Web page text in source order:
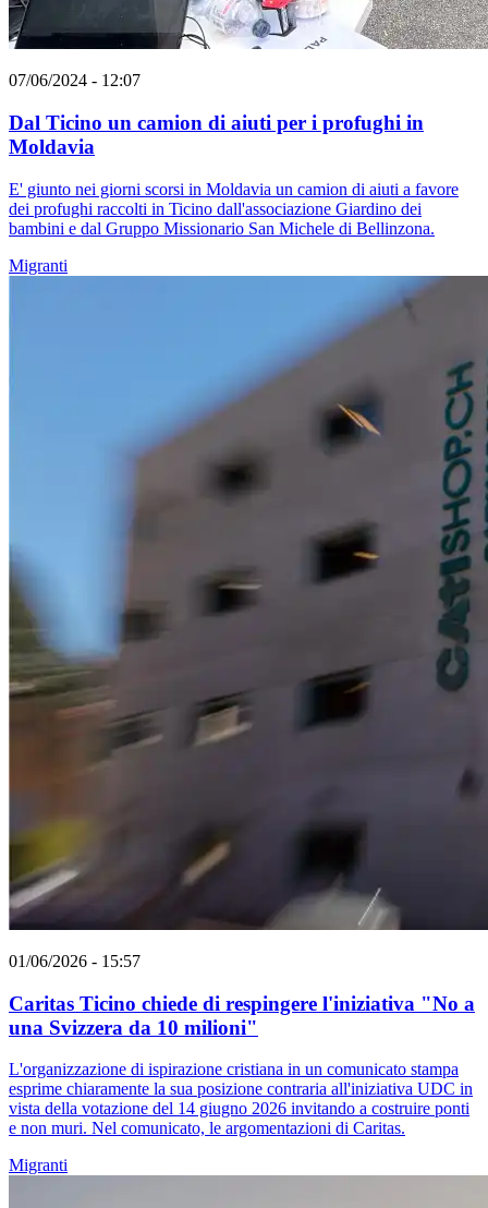
07/06/2024 - 12:07
Dal Ticino un camion di aiuti per i profughi in
Moldavia
E' giunto nei giorni scorsi in Moldavia un camion di aiuti a favore
dei profughi raccolti in Ticino dall'associazione Giardino dei
bambini e dal Gruppo Missionario San Michele di Bellinzona.
Migranti
01/06/2026 - 15:57
Caritas Ticino chiede di respingere l'iniziativa "No a
una Svizzera da 10 milioni"
L'organizzazione di ispirazione cristiana in un comunicato stampa
esprime chiaramente la sua posizione contraria all'iniziativa UDC in
vista della votazione del 14 giugno 2026 invitando a costruire ponti
e non muri. Nel comunicato, le argomentazioni di Caritas.
Migranti